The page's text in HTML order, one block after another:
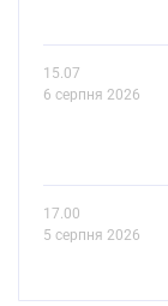
15.07
6 серпня 2026
17.00
5 серпня 2026